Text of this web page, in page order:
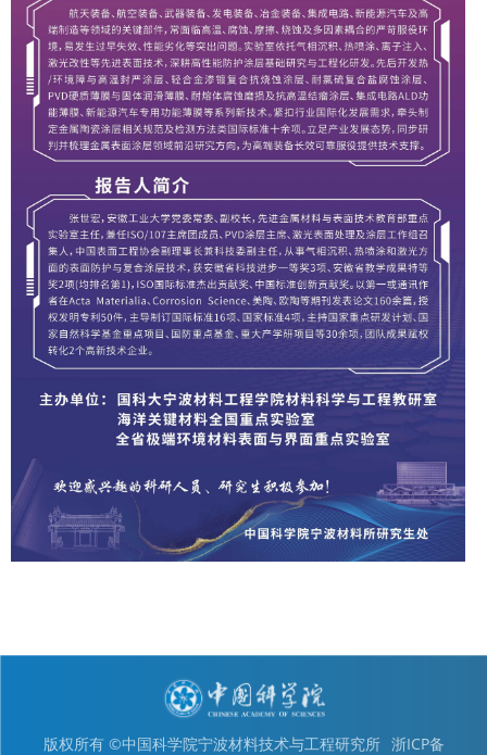
版权所有 ©中国科学院宁波材料技术与工程研究所 浙ICP备